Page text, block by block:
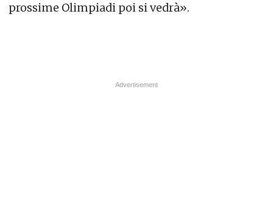
prossime Olimpiadi poi si vedrà».